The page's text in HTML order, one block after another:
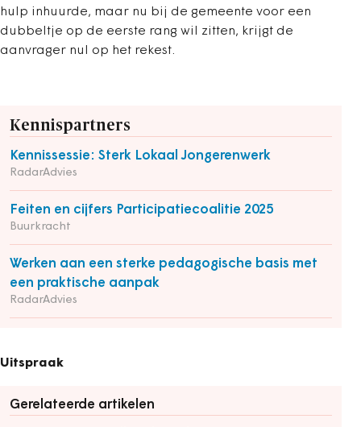
hulp inhuurde, maar nu bij de gemeente voor een
dubbeltje op de eerste rang wil zitten, krijgt de
aanvrager nul op het rekest.
Kennispartners
Kennissessie: Sterk Lokaal Jongerenwerk
RadarAdvies
Feiten en cijfers Participatiecoalitie 2025
Buurkracht
Werken aan een sterke pedagogische basis met
een praktische aanpak
RadarAdvies
Uitspraak
Gerelateerde artikelen